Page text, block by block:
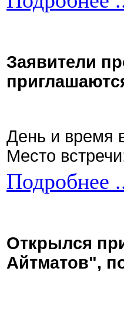
Заявители
День и время
Место
Подробнее
Открылся
Айтматов",